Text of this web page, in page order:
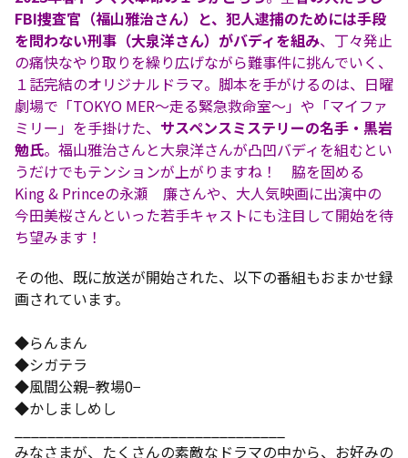
FBI捜査官（福山雅治さん）と、犯人逮捕のためには手段
を問わない刑事（大泉洋さん）がバディを組み、丁々発止
の痛快なやり取りを繰り広げながら難事件に挑んでいく、
１話完結のオリジナルドラマ。脚本を手がけるのは、日曜
劇場で「TOKYO MER～走る緊急救命室～」や「マイファ
ミリー」を手掛けた、 サスペンスミステリーの名手・黒岩
勉氏。福山雅治さんと大泉洋さんが凸凹バディを組むとい
うだけでもテンションが上がりますね！ 脇を固める
King & Princeの永瀬 廉さんや、大人気映画に出演中の
今田美桜さんといった若手キャストにも注目して開始を待
ち望みます！
その他、既に放送が開始された、以下の番組もおまかせ録
画されています。
◆らんまん
◆シガテラ
◆風間公親−教場0−
◆かしましめし
みなさまが、たくさんの素敵なドラマの中から、お好みの